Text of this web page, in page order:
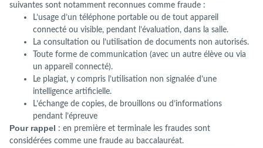
suivantes sont notamment reconnues comme fraude :
L’usage d’un téléphone portable ou de tout appareil
connecté ou visible, pendant l’évaluation, dans la salle.
La consultation ou l’utilisation de documents non autorisés.
Toute forme de communication (avec un autre élève ou via
un appareil connecté).
Le plagiat, y compris l’utilisation non signalée d’une
intelligence artificielle.
L’échange de copies, de brouillons ou d’informations
pendant l’épreuve
Pour rappel : en première et terminale les fraudes sont
considérées comme une fraude au baccalauréat.